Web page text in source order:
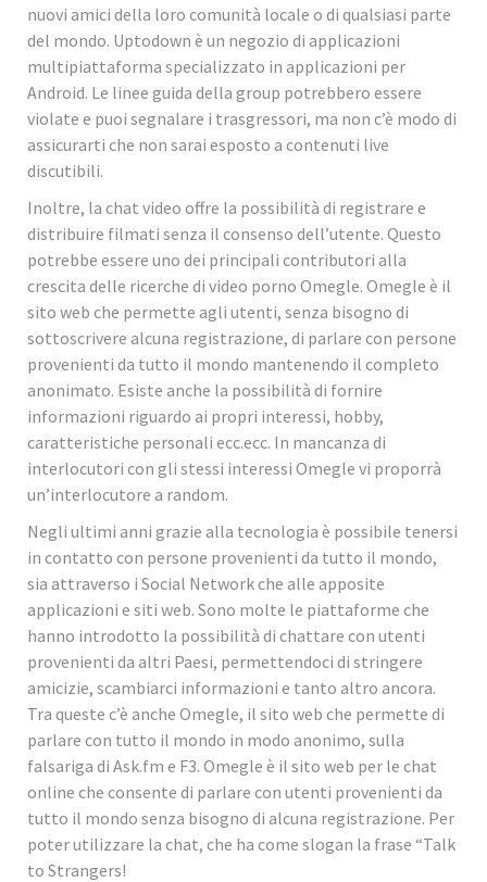
nuovi amici della loro comunità locale o di qualsiasi parte
del mondo. Uptodown è un negozio di applicazioni
multipiattaforma specializzato in applicazioni per
Android. Le linee guida della group potrebbero essere
violate e puoi segnalare i trasgressori, ma non c’è modo di
assicurarti che non sarai esposto a contenuti live
discutibili.
Inoltre, la chat video offre la possibilità di registrare e
distribuire filmati senza il consenso dell’utente. Questo
potrebbe essere uno dei principali contributori alla
crescita delle ricerche di video porno Omegle. Omegle è il
sito web che permette agli utenti, senza bisogno di
sottoscrivere alcuna registrazione, di parlare con persone
provenienti da tutto il mondo mantenendo il completo
anonimato. Esiste anche la possibilità di fornire
informazioni riguardo ai propri interessi, hobby,
caratteristiche personali ecc.ecc. In mancanza di
interlocutori con gli stessi interessi Omegle vi proporrà
un’interlocutore a random.
Negli ultimi anni grazie alla tecnologia è possibile tenersi
in contatto con persone provenienti da tutto il mondo,
sia attraverso i Social Network che alle apposite
applicazioni e siti web. Sono molte le piattaforme che
hanno introdotto la possibilità di chattare con utenti
provenienti da altri Paesi, permettendoci di stringere
amicizie, scambiarci informazioni e tanto altro ancora.
Tra queste c’è anche Omegle, il sito web che permette di
parlare con tutto il mondo in modo anonimo, sulla
falsariga di Ask.fm e F3. Omegle è il sito web per le chat
online che consente di parlare con utenti provenienti da
tutto il mondo senza bisogno di alcuna registrazione. Per
poter utilizzare la chat, che ha come slogan la frase “Talk
to Strangers!